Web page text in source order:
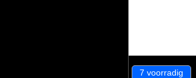
7 voorradig